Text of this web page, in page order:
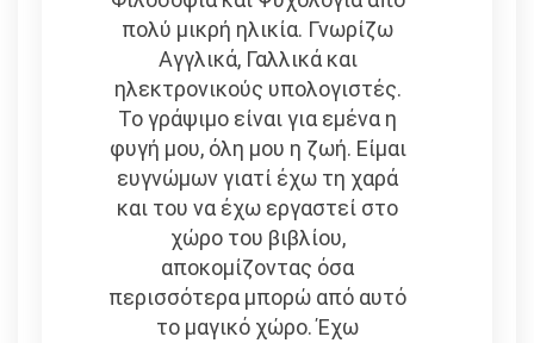
πολύ μικρή ηλικία. Γνωρίζω
Αγγλικά, Γαλλικά και
ηλεκτρονικούς υπολογιστές.
Το γράψιμο είναι για εμένα η
φυγή μου, όλη μου η ζωή. Είμαι
ευγνώμων γιατί έχω τη χαρά
και του να έχω εργαστεί στο
χώρο του βιβλίου,
αποκομίζοντας όσα
περισσότερα μπορώ από αυτό
το μαγικό χώρο. Έχω